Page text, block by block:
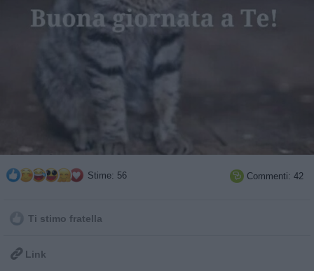
Stime: 56  Commenti: 42
Ti stimo fratella
 Link